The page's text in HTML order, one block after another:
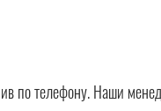
по телефону. Наши